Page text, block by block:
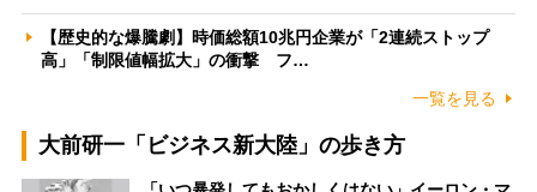
【歴史的な爆騰劇】時価総額10兆円企業が「2連続ストップ
高」「制限値幅拡大」の衝撃 フ…
一覧を見る
大前研一「ビジネス新大陸」の歩き方